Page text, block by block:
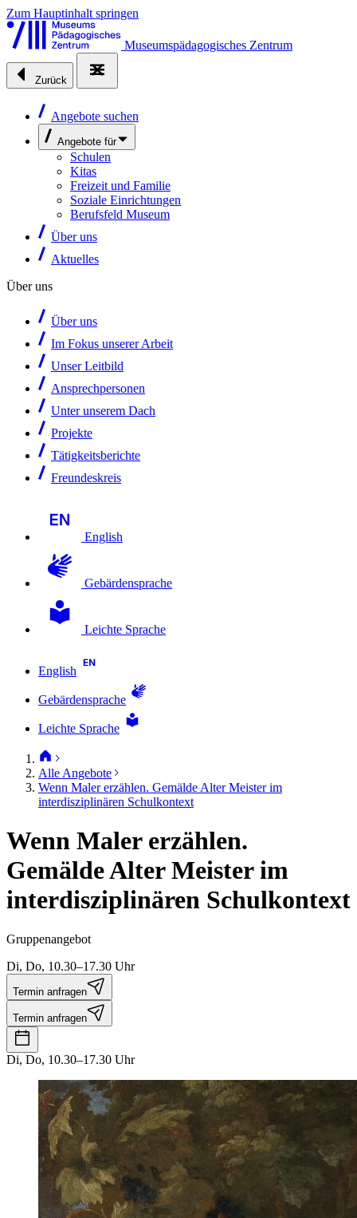
Zum Hauptinhalt springen
Museumspädagogisches Zentrum
Zurück
Angebote suchen
Angebote für
Schulen
Kitas
Freizeit und Familie
Soziale Einrichtungen
Berufsfeld Museum
Über uns
Aktuelles
Über uns
Über uns
Im Fokus unserer Arbeit
Unser Leitbild
Ansprechpersonen
Unter unserem Dach
Projekte
Tätigkeitsberichte
Freundeskreis
English
Gebärdensprache
Leichte Sprache
English
Gebärdensprache
Leichte Sprache
Alle Angebote
Wenn Maler erzählen. Gemälde Alter Meister im
interdisziplinären Schulkontext
Wenn Maler erzählen.
Gemälde Alter Meister im
interdisziplinären Schulkontext
Gruppenangebot
Di, Do, 10.30–17.30 Uhr
Termin anfragen
Termin anfragen
Di, Do, 10.30–17.30 Uhr